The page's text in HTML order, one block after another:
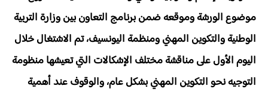
موضوع الورشة وموقعه ضمن برنامج التعاون بين وزارة التربية
الوطنية والتكوين المهني ومنظمة اليونسيف، تم الاشتغال خلال
اليوم الأول على مناقشة مختلف الإشكالات التي تعيشها منظومة
التوجيه نحو التكوين المهني بشكل عام، والوقوف عند أهمية